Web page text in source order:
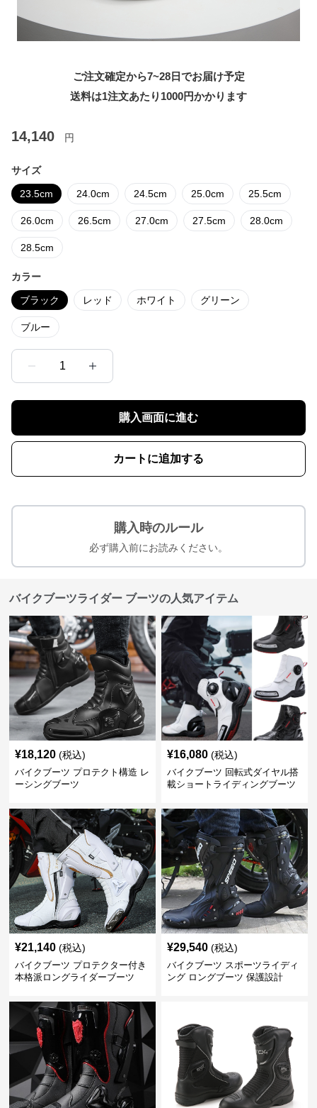
ご注文確定から7~28日でお届け予定
送料は1注文あたり 1000円かかります
14,140 円
サイズ
23.5cm 24.0cm 24.5cm 25.0cm 25.5cm
26.0cm 26.5cm 27.0cm 27.5cm 28.0cm
28.5cm
カラー
ブラック レッド ホワイト グリーン
ブルー
1
購入画面に進む
カートに追加する
購入時のルール
必ず購入前にお読みください。
バイクブーツライダー ブーツの人気アイテム
¥18,120 (税込)
バイクブーツ プロテクト構造 レ
ーシングブーツ
¥16,080 (税込)
バイクブーツ 回転式ダイヤル搭
載ショートライディングブーツ
¥21,140 (税込)
バイクブーツ プロテクター付き
本格派ロングライダーブーツ
¥29,540 (税込)
バイクブーツ スポーツライディ
ング ロングブーツ 保護設計